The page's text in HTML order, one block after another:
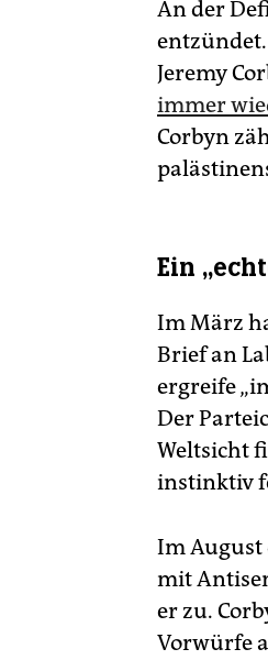
An der
Jeremy
immer
Corbyn
Ein
Im März
Brief an
ergreife
Der
Weltsicht
instinktiv
Im August
mit
er zu.
Vorwürfe